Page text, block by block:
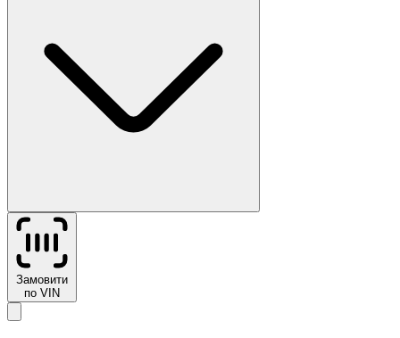
Замовити
по VIN